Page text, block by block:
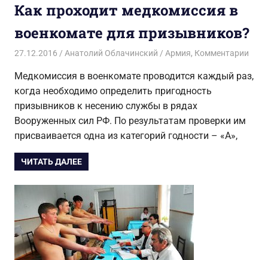
Как проходит медкомиссия в
военкомате для призывников?
27.12.2016 Анатолий Облачинский Армия, Комментарии
Медкомиссия в военкомате проводится каждый раз,
когда необходимо определить пригодность
призывников к несению службы в рядах
Вооруженных сил РФ. По результатам проверки им
присваивается одна из категорий годности – «А»,
ЧИТАТЬ ДАЛЕЕ